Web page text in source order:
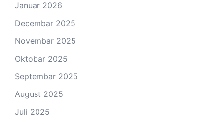
Januar 2026
Decembar 2025
Novembar 2025
Oktobar 2025
Septembar 2025
August 2025
Juli 2025